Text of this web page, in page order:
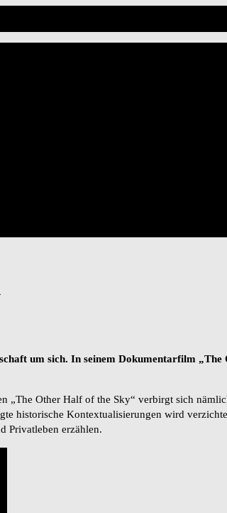
um sich. In seinem Dokumentarfilm
Other Half of the Sky“ verbirgt sich
historische Kontextualisierungen wird
Privatleben erzählen.